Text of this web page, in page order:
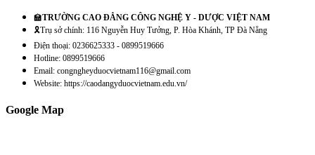
🏫TRƯỜNG CAO ĐẲNG CÔNG NGHỆ Y - DƯỢC VIỆT NAM
🎗️Trụ sở chính: 116 Nguyễn Huy Tưởng, P. Hòa Khánh, TP Đà Nẵng
Điện thoại: 0236625333 - 0899519666
Hotline: 0899519666
Email: congngheyduocvietnam116@gmail.com
Website: https://caodangyduocvietnam.edu.vn/
Google Map